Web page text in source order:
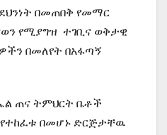
በመጠበቅ የመማር
የሚያግዝ ተገቢና ወቅታዊ
በመለየት በአፋጣኝ
ጠና ትምህርት ቤቶች
በመሆኑ ድርጅታቸዉ